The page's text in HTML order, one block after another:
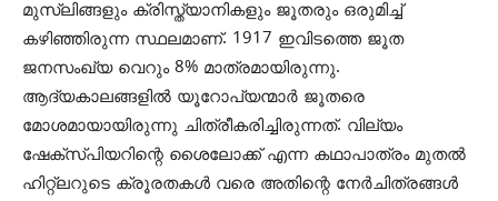
മുസ്ലിങ്ങളും ക്രിസ്ത്യാനികളും ജൂതരും ഒരുമിച്ച്
കഴിഞ്ഞിരുന്ന സ്ഥലമാണ്. 1917 ഇവിടത്തെ ജൂത
ജനസംഖ്യ വെറും 8% മാത്രമായിരുന്നു.
ആദ്യകാലങ്ങളില്‍ യൂറോപ്യന്മാര്‍ ജൂതരെ
മോശമായായിരുന്നു ചിത്രീകരിച്ചിരുന്നത്. വില്യം
ഷേക്‌സ്പിയറിന്റെ ശൈലോക്ക് എന്ന കഥാപാത്രം മുതല്‍
ഹിറ്റ്‌ലറുടെ ക്രൂരതകള്‍ വരെ അതിന്റെ നേര്‍ചിത്രങ്ങള്‍